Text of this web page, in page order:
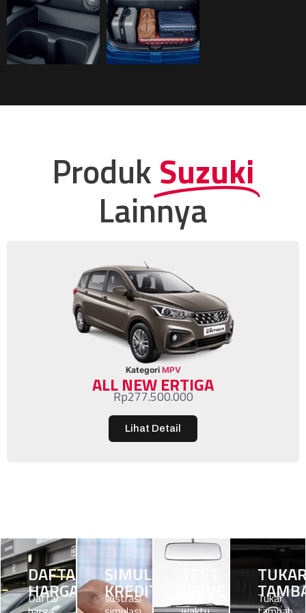
ProdukSuzuki
Lainnya
Kategori MPV
ALL NEW ERTIGA
Rp277.500.000
Lihat Detail
DAFTAR
HARGA
Daftar
SIMULASI
KREDIT
Ilustrasi Tukar